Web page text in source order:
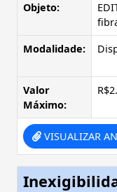
Objeto:
Modalidade:
Valor
Máximo:
VISUALIZAR